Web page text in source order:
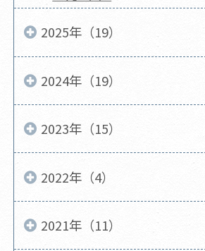
2025年（19）
2024年（19）
2023年（15）
2022年（4）
2021年（11）